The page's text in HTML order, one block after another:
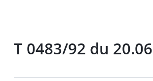
T 0483/92 du